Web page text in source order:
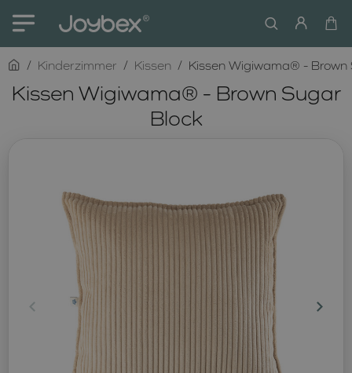
Kissen Wigiwama® - Brown Sugar
Block
homeKinderzimmer Kissen Kissen Wigiwama® - Brown